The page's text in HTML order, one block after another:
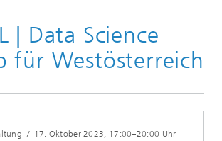
| Data Science
für Westösterreich
/ 17. Oktober 2023, 17:00–20:00 Uhr